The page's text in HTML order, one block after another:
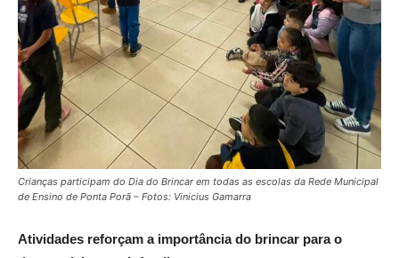
Crianças participam do Dia do Brincar em todas as escolas da Rede Municipal
de Ensino de Ponta Porã – Fotos: Vinicius Gamarra
Atividades reforçam a importância do brincar para o